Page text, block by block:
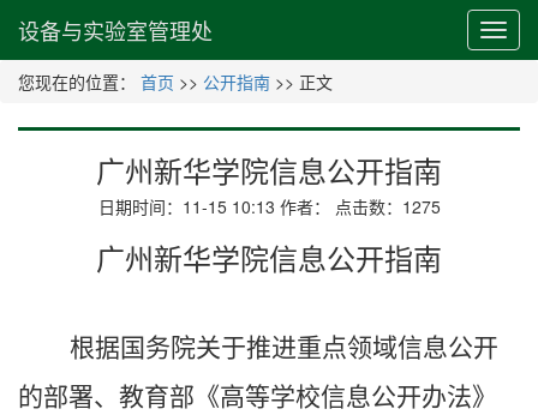
设备与实验室管理处
您现在的位置： 首页 >> 公开指南 >> 正文
广州新华学院信息公开指南
日期时间：11-15 10:13 作者： 点击数： 1275
广州 新华学院信息公开指南
根据国务院关于推进重点领域信息公开
的部署、教育部《高等学校信息公开办法》